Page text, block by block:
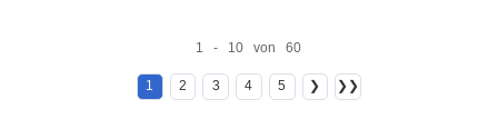
1 - 10 von 60
1 2 3 4 5 ❯ ❯❯